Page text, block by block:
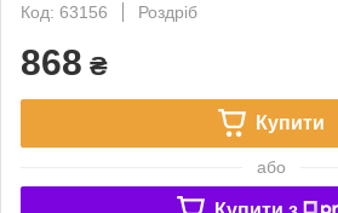
Код: 63156
Роздріб
868 ₴
Купити
або